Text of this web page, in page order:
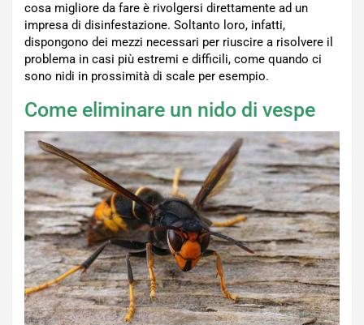
cosa migliore da fare è rivolgersi direttamente ad un
impresa di disinfestazione. Soltanto loro, infatti,
dispongono dei mezzi necessari per riuscire a risolvere il
problema in casi più estremi e difficili, come quando ci
sono nidi in prossimità di scale per esempio.
Come eliminare un nido di vespe